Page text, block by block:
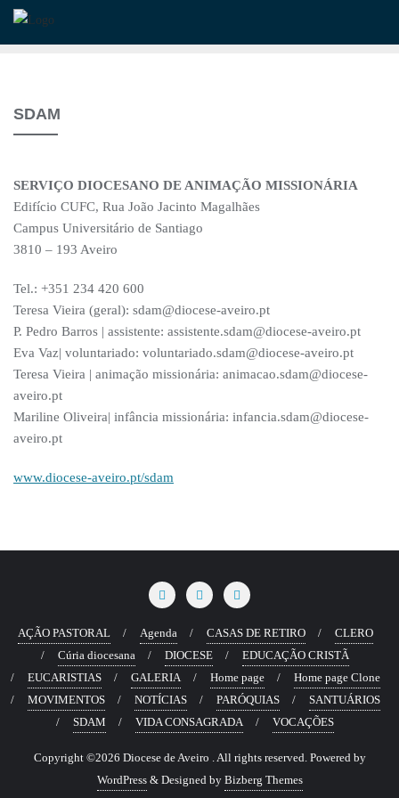
Skip
SDAM
SERVIÇO DIOCESANO DE ANIMAÇÃO MISSIONÁRIA
Edifício CUFC, Rua João Jacinto Magalhães
Campus Universitário de Santiago
3810 – 193 Aveiro
Tel.: +351 234 420 600
Teresa Vieira (geral): sdam@diocese-aveiro.pt
P. Pedro Barros | assistente: assistente.sdam@diocese-aveiro.pt
Eva Vaz| voluntariado: voluntariado.sdam@diocese-aveiro.pt
Teresa Vieira | animação missionária: animacao.sdam@diocese-
aveiro.pt
Mariline Oliveira| infância missionária: infancia.sdam@diocese-
aveiro.pt
www.diocese-aveiro.pt/sdam
AÇÃO PASTORAL Agenda CASAS DE RETIRO
CLERO
Cúria diocesana
DIOCESE
EDUCAÇÃO CRISTÃ
EUCARISTIAS
GALERIA Home page
Home page Clone
MOVIMENTOS
NOTÍCIAS PARÓQUIAS
SANTUÁRIOS
SDAM
VIDA CONSAGRADA VOCAÇÕES
Copyright ©2026 Diocese de Aveiro . All rights reserved. Powered by
WordPress & Designed by Bizberg Themes